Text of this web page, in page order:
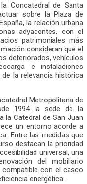
Concatedral de Santa
sobre la Plaza de
la relación urbana
adyacentes, con el
patrimoniales más
consideran que el
deteriorados, vehículos
e instalaciones
la relevancia histórica
Metropolitana de
1994 la sede de la
la Catedral de San Juan
un entorno acorde a
Entre las medidas que
destacan la prioridad
universal, una
del mobiliario
compatible con el casco
energética.